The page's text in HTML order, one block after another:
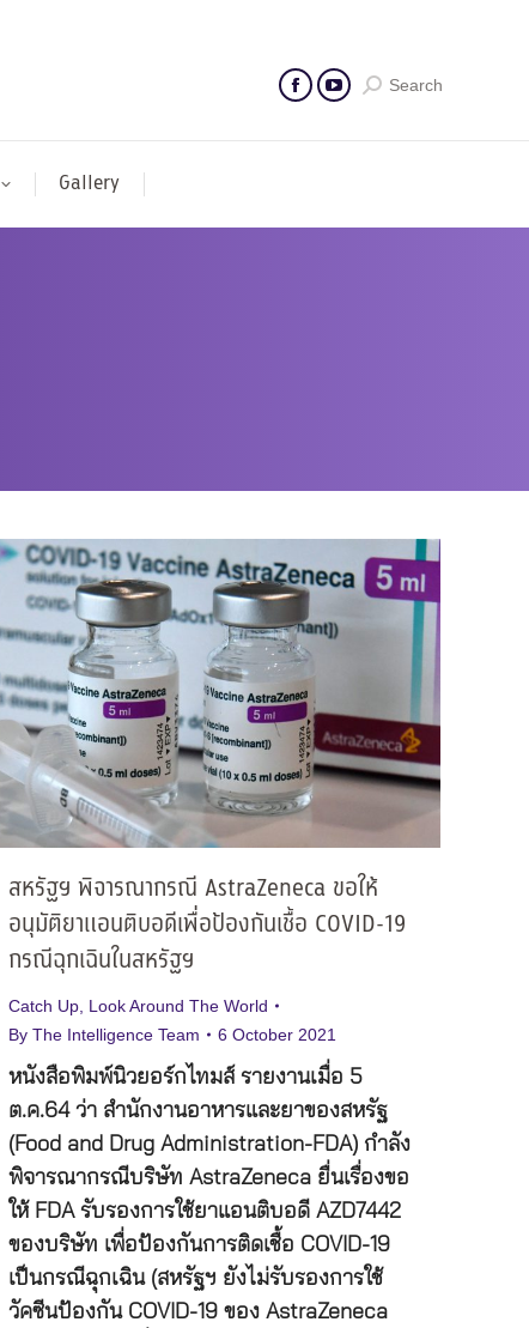
Search
Gallery
สหรัฐฯ พิจารณากรณี AstraZeneca ขอให้
อนุมัติยาแอนติบอดีเพื่อป้องกันเชื้อ COVID-19
กรณีฉุกเฉินในสหรัฐฯ
Catch Up, Look Around The World
By The Intelligence Team 6 October 2021
หนังสือพิมพ์นิวยอร์กไทมส์ รายงานเมื่อ 5
ต.ค.64 ว่า สำนักงานอาหารและยาของสหรัฐ
(Food and Drug Administration-FDA) กำลัง
พิจารณากรณีบริษัท AstraZeneca ยื่นเรื่องขอ
ให้ FDA รับรองการใช้ยาแอนติบอดี AZD7442
ของบริษัท เพื่อป้องกันการติดเชื้อ COVID-19
เป็นกรณีฉุกเฉิน (สหรัฐฯ ยังไม่รับรองการใช้
วัคซีนป้องกัน COVID-19 ของ AstraZeneca